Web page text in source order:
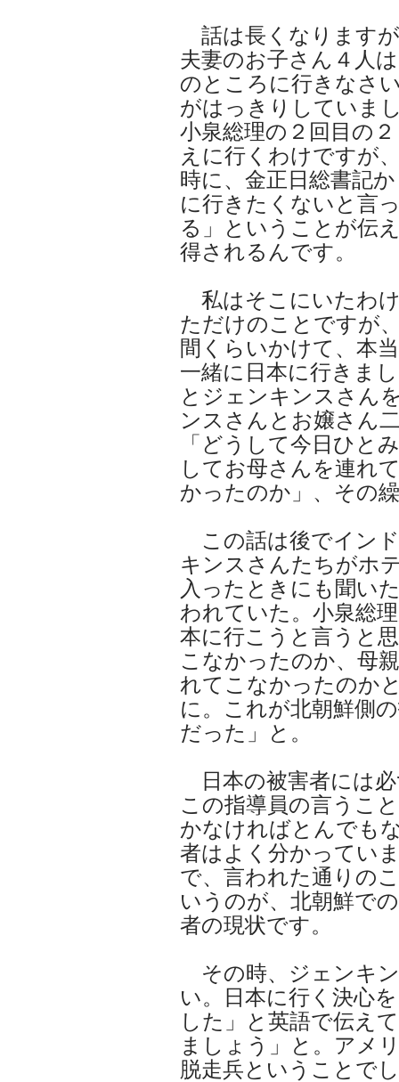
話は長くなります
夫妻のお子さん４人
のところに行きなさ
がはっきりしていま
小泉総理の２回目の
えに行くわけですが
時に、金正日総書記
に行きたくないと言
る」ということが伝
得されるんです。
私はそこにいたわ
ただけのことですが
間くらいかけて、本
一緒に日本に行きま
とジェンキンスさん
ンスさんとお嬢さん
「どうして今日ひと
してお母さんを連れ
かったのか」、その
この話は後でイン
キンスさんたちがホ
入ったときにも聞い
われていた。小泉総
本に行こうと言うと
こなかったのか、母
れてこなかったのか
に。これが北朝鮮側
だった」と。
日本の被害者には
この指導員の言うこ
かなければとんでも
者はよく分かってい
で、言われた通りの
いうのが、北朝鮮で
者の現状です。
その時、ジェンキ
い。日本に行く決心
した」と英語で伝え
ましょう」と。アメ
脱走兵ということで